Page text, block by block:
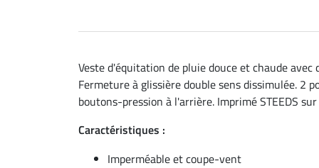
Veste d'équitation de pluie douce et chaude
Fermeture à glissière double sens dissimulée. 2
boutons-pression à l'arrière. Imprimé STEEDS
Caractéristiques :
Imperméable et coupe-vent